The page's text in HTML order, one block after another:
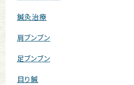
鍼灸治療
肩ブンブン
足ブンブン
目り鍼